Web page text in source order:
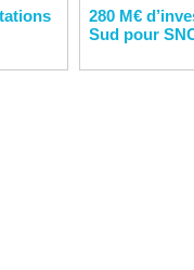
280 M€
Sud pour